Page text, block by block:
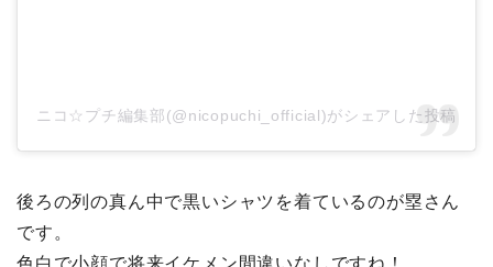
ニコ☆プチ編集部(@nicopuchi_official)がシェアした投稿
後ろの列の真ん中で黒いシャツを着ているのが塁さん
です。
色白で小顔で将来イケメン間違いなしですね！